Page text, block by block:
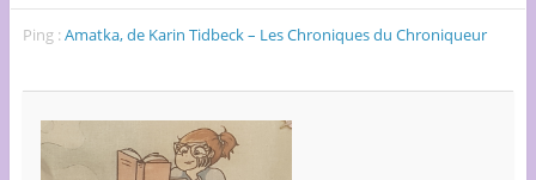
Ping :Amatka, de Karin Tidbeck – Les Chroniques du Chroniqueur